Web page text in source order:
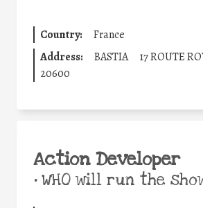
Country:
France
Address:
BASTIA
17 ROUTE
20600
Action Developer
•WHO will run the